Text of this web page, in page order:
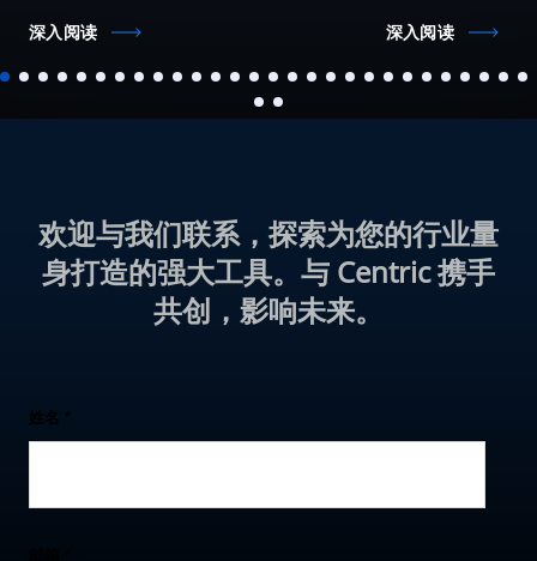
深入阅读 深入阅读
欢迎与我们联系，探索为您的行业量
身打造的强大工具。与 Centric 携手
共创，影响未来。